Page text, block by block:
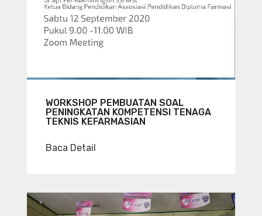
WORKSHOP PEMBUATAN SOAL
PENINGKATAN KOMPETENSI TENAGA
TEKNIS KEFARMASIAN
Baca Detail